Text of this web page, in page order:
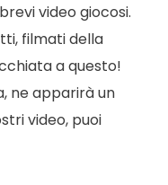
video giocosi.
filmati della
a questo!
ne apparirà un
video, puoi